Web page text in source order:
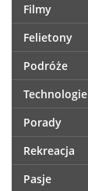
Filmy
Felietony
Podróże
Technologie
Porady
Rekreacja
Pasje